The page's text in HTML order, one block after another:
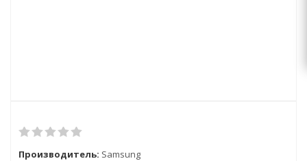
Производитель: Samsung